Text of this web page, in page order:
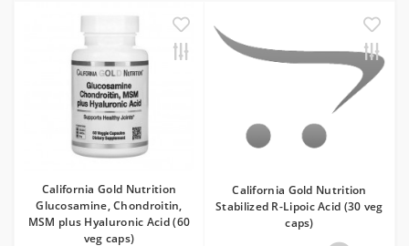
California Gold Nutrition
Glucosamine, Chondroitin,
MSM plus Hyaluronic Acid (60
veg caps)
California Gold Nutrition
Stabilized R-Lipoic Acid (30 veg
caps)